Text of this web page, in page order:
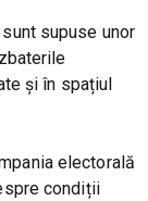
supuse unor
și în spațiul
electorală
condiții